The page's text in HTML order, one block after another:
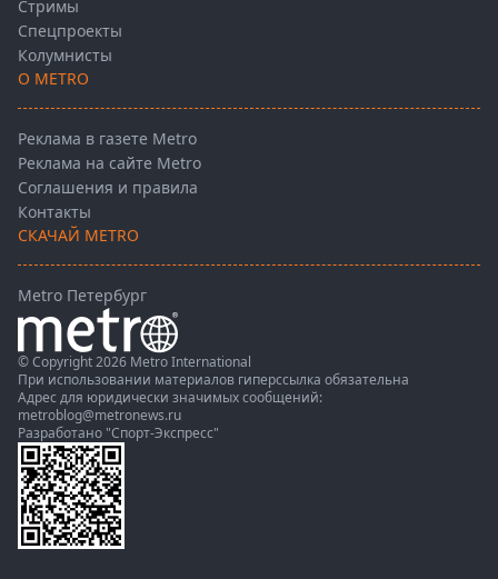
Стримы
Спецпроекты
Колумнисты
О METRO
Реклама в газете Metro
Реклама на сайте Metro
Соглашения и правила
Контакты
СКАЧАЙ METRO
Metro Петербург
© Copyright 2026 Metro International
При использовании материалов гиперссылка обязательна
Адрес для юридически значимых сообщений:
metroblog@metronews.ru
Разработано "Спорт-Экспресс"